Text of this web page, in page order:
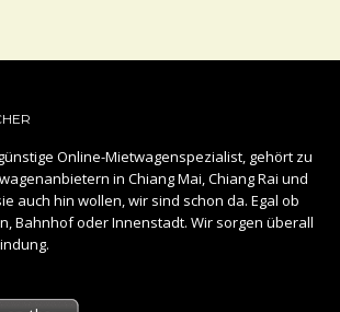
Online-Mietwagenspezialist, gehört zu
in Chiang Mai, Chiang Rai und
auch hin wollen, wir sind schon da. Egal ob
Bahnhof oder Innenstadt. Wir sorgen überall